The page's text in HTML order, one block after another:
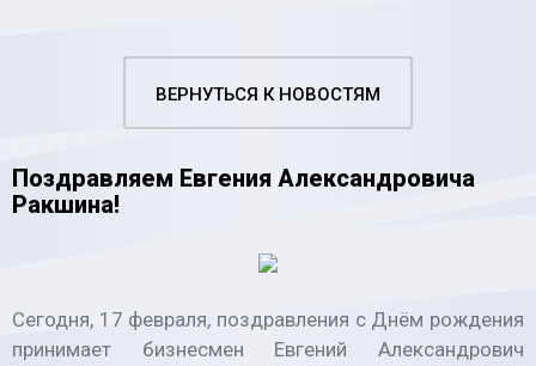
ВЕРНУТЬСЯ К НОВОСТЯМ
Поздравляем Евгения Александровича
Ракшина!
Сегодня, 17 февраля, поздравления с Днём рождения
принимает бизнесмен Евгений Александрович